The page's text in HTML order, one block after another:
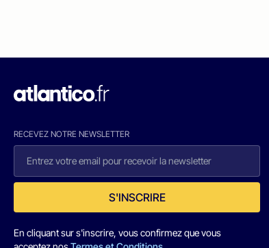
RECEVEZ NOTRE NEWSLETTER
S'INSCRIRE
En cliquant sur s'inscrire, vous confirmez que vous